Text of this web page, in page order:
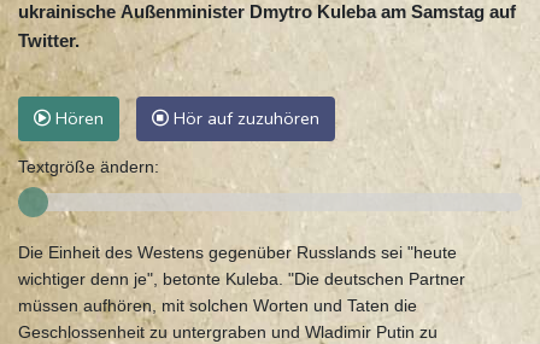
ukrainische Außenminister Dmytro Kuleba am Samstag auf
Twitter.
Hören Hör auf zuzuhören
Textgröße ändern:
Die Einheit des Westens gegenüber Russlands sei "heute
wichtiger denn je", betonte Kuleba. "Die deutschen Partner
müssen aufhören, mit solchen Worten und Taten die
Geschlossenheit zu untergraben und Wladimir Putin zu